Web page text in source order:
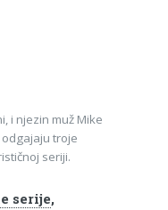
i njezin muž Mike
troje
seriji.
serije,